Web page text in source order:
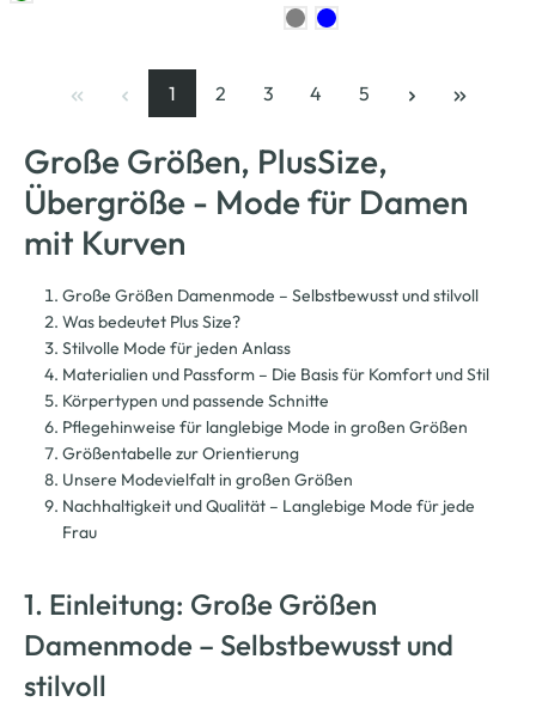
Seite
1
, aktuelle Seite
Seite
2
Seite
3
Seite
4
Seite
5
Große Größen, PlusSize,
Übergröße - Mode für Damen
mit Kurven
Große Größen Damenmode – Selbstbewusst und stilvoll
Was bedeutet Plus Size?
Stilvolle Mode für jeden Anlass
Materialien und Passform – Die Basis für Komfort und Stil
Körpertypen und passende Schnitte
Pflegehinweise für langlebige Mode in großen Größen
Größentabelle zur Orientierung
Unsere Modevielfalt in großen Größen
Nachhaltigkeit und Qualität – Langlebige Mode für jede
Frau
1. Einleitung: Große Größen
Damenmode – Selbstbewusst und
stilvoll